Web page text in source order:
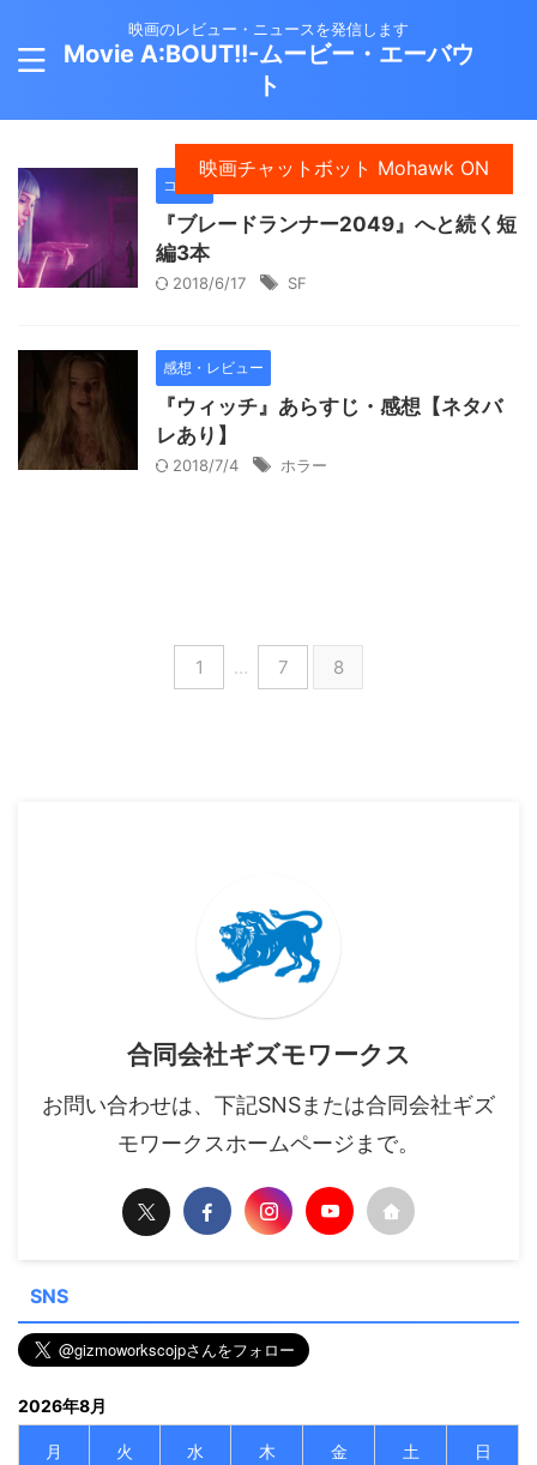
映画のレビュー・ニュースを発信します
Movie A:BOUT!!-ムービー・エーバウ
ト
コラム
『ブレードランナー2049』へと続く短
編3本
2018/6/17 SF
感想・レビュー
『ウィッチ』あらすじ・感想【ネタバ
レあり】
2018/7/4 ホラー
1 … 7 8
合同会社ギズモワークス
お問い合わせは、下記SNSまたは合同会社ギズ
モワークスホームページまで。
SNS
2026年8月
月 火 水 木 金 土 日
映画チャットボット Mohawk ON